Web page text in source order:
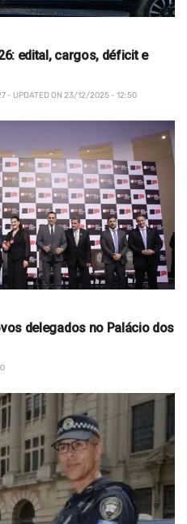
edital, cargos, déficit e
- UPDATED ON 23/12/2025 - 12:50
delegados no Palácio dos